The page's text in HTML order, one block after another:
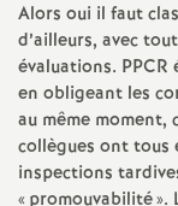
Alors oui il faut
d’ailleurs, avec
évaluations.
en obligeant les
au même moment,
collègues ont tous
inspections
«promouvabilité».